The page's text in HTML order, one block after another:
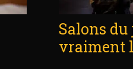
Salons
vraiment